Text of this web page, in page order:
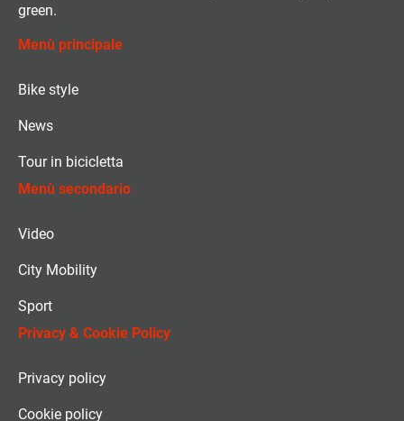
green.
Menù principale
Bike style
News
Tour in bicicletta
Menù secondario
Video
City Mobility
Sport
Privacy & Cookie Policy
Privacy policy
Cookie policy